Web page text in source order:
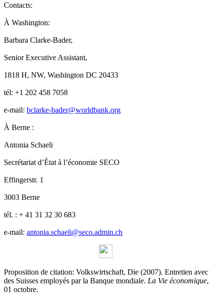
Contacts:
À Washington:
Barbara Clarke-Bader,
Senior Executive Assistant,
1818 H, NW, Washington DC 20433
tél: +1 202 458 7058
e-mail: bclarke-bader@worldbank.org
À Berne :
Antonia Schaeli
Secrétariat d’État à l’économie SECO
Effingerstr. 1
3003 Berne
tél. : + 41 31 32 30 683
e-mail: antonia.schaeli@seco.admin.ch
Proposition de citation: Volkswirtschaft, Die (2007). Entretien avec
des Suisses employés par la Banque mondiale. La Vie économique,
01 octobre.